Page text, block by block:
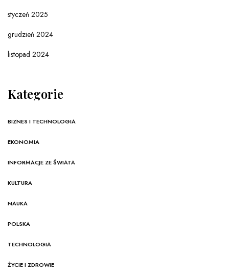
styczeń 2025
grudzień 2024
listopad 2024
Kategorie
BIZNES I TECHNOLOGIA
EKONOMIA
INFORMACJE ZE ŚWIATA
KULTURA
NAUKA
POLSKA
TECHNOLOGIA
ŻYCIE I ZDROWIE